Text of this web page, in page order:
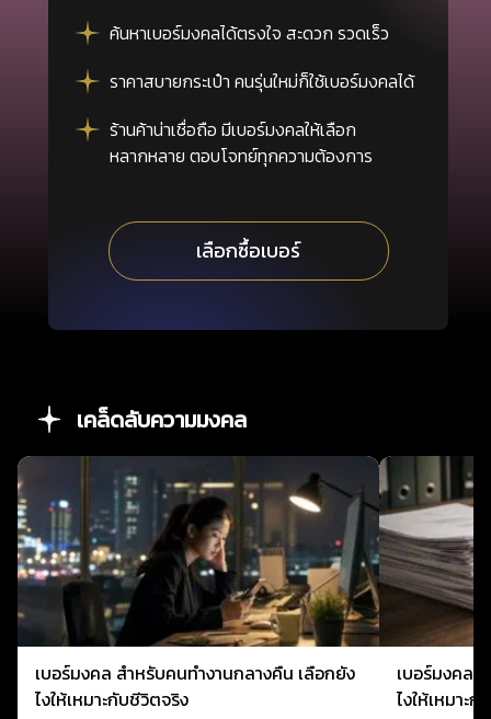
ค้นหาเบอร์มงคลได้ตรงใจ สะดวก รวดเร็ว
ราคาสบายกระเป๋า คนรุ่นใหม่ก็ใช้เบอร์มงคลได้
ร้านค้าน่าเชื่อถือ มีเบอร์มงคลให้เลือก
หลากหลาย ตอบโจทย์ทุกความต้องการ
เลือกซื้อเบอร์
เคล็ดลับความมงคล
เบอร์มงคล สำหรับคนทำงานกลางคืน เลือกยัง
ไงให้เหมาะกับชีวิตจริง
เบอร์มงคล
ไงให้เหมาะกั